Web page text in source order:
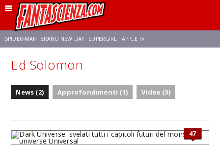
SPIDER-MAN: BRAND NEW DAY SUPERGIRL APPLE TV+
FRANCO RICCIARDIELLO ZENDAYA
Ed Solomon
News (2) Approfondimenti (1) Video (3)
47